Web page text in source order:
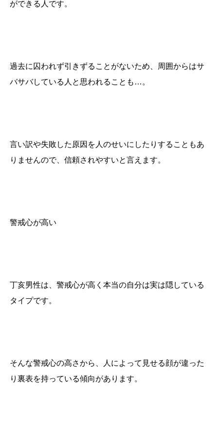
ができる人です。
過去に囚われず引きずることがないため、周囲からはサ
バサバしている人と思われることも…。
言い訳や失敗した原因を人のせいにしたりすることもあ
りませんので、信頼されやすいと言えます。
警戒心が高い
丁亥男性は、警戒心が高く本当の自分は実は隠している
タイプです。
そんな警戒心の高さから、人によって見せる顔が違った
り裏表を持っている傾向があります。